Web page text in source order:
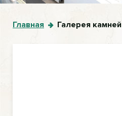
Главная Галерея камней